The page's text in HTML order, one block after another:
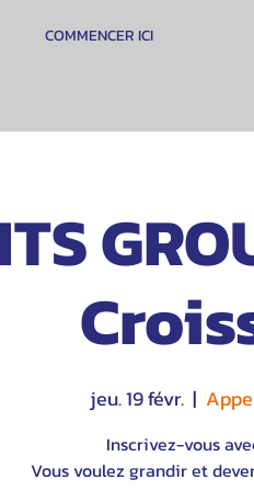
COMMENCER ICI
jeu. 19 févr.
  |
Inscrivez-vous
Vous voulez grandir et